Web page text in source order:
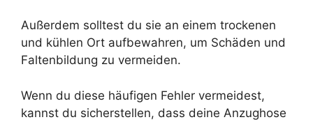
Außerdem solltest du sie an einem trockenen
und kühlen Ort aufbewahren, um Schäden und
Faltenbildung zu vermeiden.
Wenn du diese häufigen Fehler vermeidest,
kannst du sicherstellen, dass deine Anzughose